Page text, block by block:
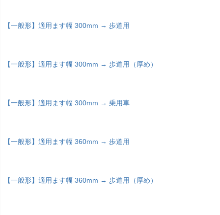
【一般形】適用ます幅 300mm → 歩道用
【一般形】適用ます幅 300mm → 歩道用（厚め）
【一般形】適用ます幅 300mm → 乗用車
【一般形】適用ます幅 360mm → 歩道用
【一般形】適用ます幅 360mm → 歩道用（厚め）